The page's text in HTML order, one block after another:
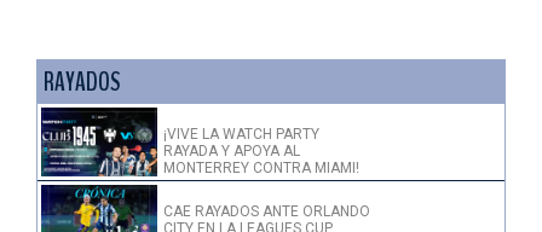
RAYADOS
¡VIVE LA WATCH PARTY
RAYADA Y APOYA AL
MONTERREY CONTRA MIAMI!
CAE RAYADOS ANTE ORLANDO
CITY EN LA LEAGUES CUP